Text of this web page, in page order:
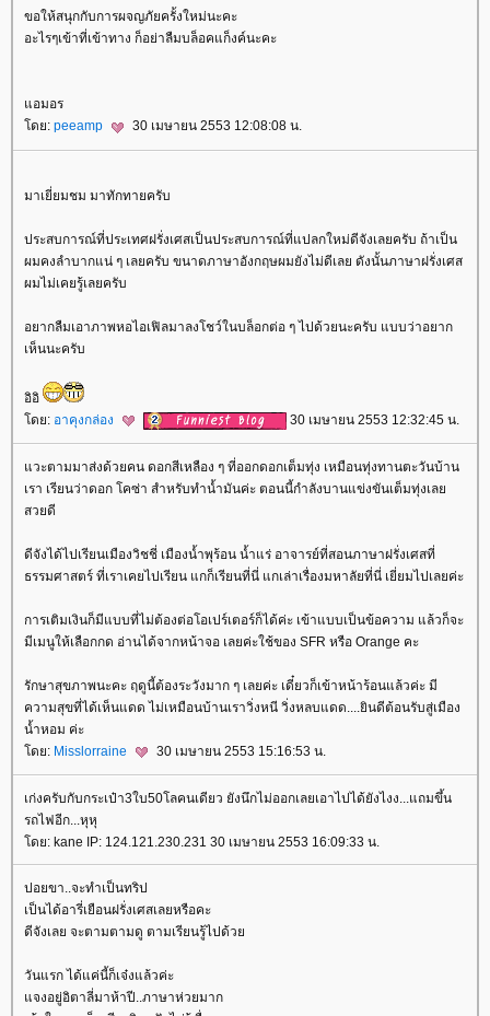
ขอให้สนุกกับการผจญภัยครั้งใหม่นะคะ
อะไรๆเข้าที่เข้าทาง ก็อย่าลืมบล็อคแก็งค์นะคะ
อมอร
ดย: peeamp 30 เมษายน 2553 12:08:08 น.
มาเยี่ยมชม มาทักทายครับ
ประสบการณ์ที่ประเทศฝรั่งเศสเป็นประสบการณ์ที่แปลกใหม่ดีจังเลยครับ ถ้าเป็น
ผมคงลำบากแน่ ๆ เลยครับ ขนาดภาษาอังกฤษผมยังไม่ดีเลย ดังนั้นภาษาฝรั่งเศส
ผมไม่เคยรู้เลยครับ
อยากลืมเอาภาพหอไอเฟิลมาลงโชว์ในบล็อกต่อ ๆ ไปด้วยนะครับ แบบว่าอยาก
เห็นนะครับ
อิอิ
ดย: อาคุงกล่อง 30 เมษายน 2553 12:32:45 น.
วะตามมาส่งด้วยคน ดอกสีเหลือง ๆ ที่ออกดอกเต็มทุ่ง เหมือนทุ่งทานตะวันบ้าน
เรา เรียนว่าดอก โคซ่า สำหรับทำน้ำมันค่ะ ตอนนี้กำลังบานแข่งขันเต็มทุ่งเล
สวยดี
ดีจังได้ไปเรียนเมืองวิชชี่ เมืองน้ำพุร้อน น้ำแร่ อาจารย์ที่สอนภาษาฝรั่งเศสที่
ธรรมศาสตร์ ที่เราเคยไปเรียน แกก็เรียนที่นี่ แกเล่าเรื่องมหาลัยที่นี่ เยี่ยมไปเลยค่ะ
การเติมเงินก็มีแบบที่ไม่ต้องต่อโอเปร์เตอร์ก็ได้ค่ะ เข้าแบบเป็นข้อความ แล้วก็จะ
มีเมนูให้เลือกกด อ่านได้จากหน้าจอ เลยค่ะใช้ของ SFR หรือ Orange คะ
รักษาสุขภาพนะคะ ฤดูนี้ต้องระวังมาก ๆ เลยค่ะ เดี๋ยวก็เข้าหน้าร้อนแล้วค่ะ มี
ความสุขที่ได้เห็นแดด ไม่เหมือนบ้านเราวิ่งหนี วิ่งหลบแดด....ยินดีต้อนรับสู่เมือง
น้ำหอม ค่ะ
ดย: Misslorraine 30 เมษายน 2553 15:16:53 น.
เก่งครับกับกระเป๋า3ใบ50โลคนเดียว ยังนึกไม่ออกเลยเอาไปได้ยังไงง...แถมขึ้น
รถไฟอีก...หุหุ
ดย: kane IP: 124.121.230.231 30 เมษายน 2553 16:09:33 น.
ปอยขา..จะทำเป็นทริป
เป็นได้อารี่เยือนฝรั่งเศสเลยหรือคะ
ดีจังเลย จะตามตามดู ตามเรียนรู้ไปด้ว
วันแรก ได้แค่นี้ก็เจ๋งแล้วค่ะ
จงอยู่อิตาลี่มาห้าปี..ภาษาห่วยมาก